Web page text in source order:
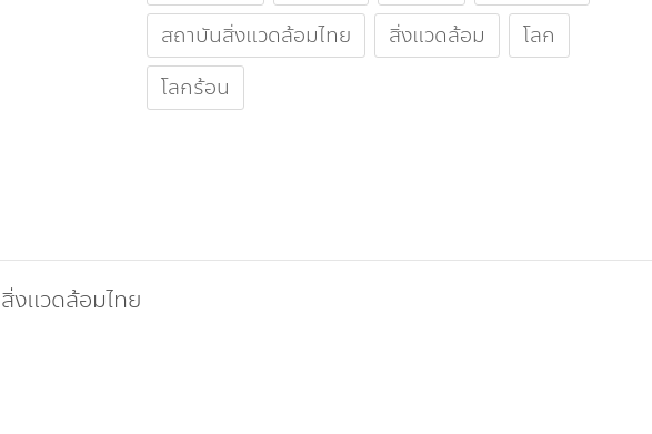
สถาบันสิ่งแวดล้อมไทย
สิ่งแวดล้อม
โลก
โลกร้อน
งแวดล้อมไทย